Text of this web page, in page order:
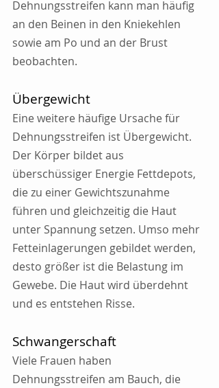
Dehnungsstreifen kann man häufig
an den Beinen in den Kniekehlen
sowie am Po und an der Brust
beobachten.
Übergewicht
Eine weitere häufige Ursache für
Dehnungsstreifen ist Übergewicht.
Der Körper bildet aus
überschüssiger Energie Fettdepots,
die zu einer Gewichtszunahme
führen und gleichzeitig die Haut
unter Spannung setzen. Umso mehr
Fetteinlagerungen gebildet werden,
desto größer ist die Belastung im
Gewebe. Die Haut wird überdehnt
und es entstehen Risse.
Schwangerschaft
Viele Frauen haben
Dehnungsstreifen am Bauch, die